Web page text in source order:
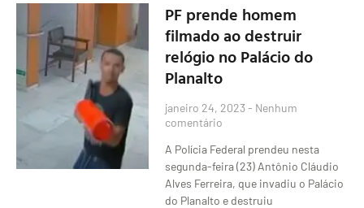
PF prende homem
filmado ao destruir
relógio no Palácio do
Planalto
janeiro 24, 2023 Nenhum
comentário
A Polícia Federal prendeu nesta
segunda-feira (23) Antônio Cláudio
Alves Ferreira, que invadiu o Palácio
do Planalto e destruiu